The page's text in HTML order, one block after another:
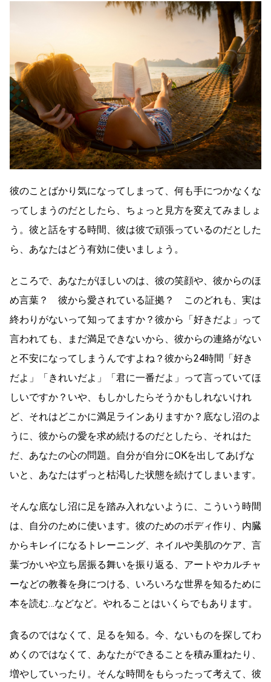
彼のことばかり気になってしまって、何も手につかなくな
ってしまうのだとしたら、ちょっと見方を変えてみましょ
う。彼と話をする時間、彼は彼で頑張っているのだとした
ら、あなたはどう有効に使いましょう。
ところで、あなたがほしいのは、彼の笑顔や、彼からのほ
め言葉？ 彼から愛されている証拠？ このどれも、実は
終わりがないって知ってますか？彼から「好きだよ」って
言われても、まだ満足できないから、彼からの連絡がない
と不安になってしまうんですよね？彼から24時間「好き
だよ」「きれいだよ」「君に一番だよ」って言っていてほ
しいですか？いや、もしかしたらそうかもしれないけれ
ど、それはどこかに満足ラインありますか？底なし沼のよ
うに、彼からの愛を求め続けるのだとしたら、それはた
だ、あなたの心の問題。自分が自分にOKを出してあげな
いと、あなたはずっと枯渇した状態を続けてしまいます。
そんな底なし沼に足を踏み入れないように、こういう時間
は、自分のために使います。彼のためのボディ作り、内臓
からキレイになるトレーニング、ネイルや美肌のケア、言
葉づかいや立ち居振る舞いを振り返る、アートやカルチャ
ーなどの教養を身につける、いろいろな世界を知るために
本を読む…などなど。やれることはいくらでもあります。
貪るのではなくて、足るを知る。今、ないものを探してわ
めくのではなくて、あなたができることを積み重ねたり、
増やしていったり。そんな時間をもらったって考えて、彼